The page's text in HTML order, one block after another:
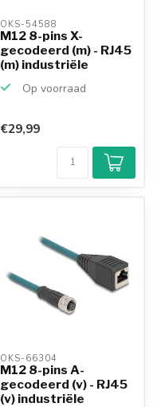
OKS-54588
M12 8-pins X-
gecodeerd (m) - RJ45
(m) industriële
Op voorraad
€29,99
OKS-66304
M12 8-pins A-
gecodeerd (v) - RJ45
(v) industriële